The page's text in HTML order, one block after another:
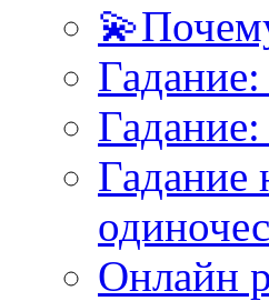
Гадание
Онлайн